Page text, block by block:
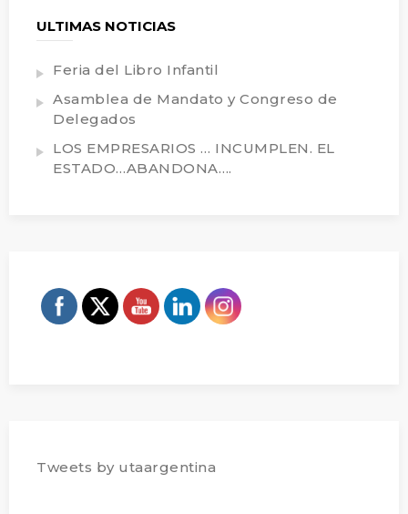
ULTIMAS NOTICIAS
Feria del Libro Infantil
Asamblea de Mandato y Congreso de
Delegados
LOS EMPRESARIOS … INCUMPLEN. EL
ESTADO…ABANDONA….
Tweets by utaargentina